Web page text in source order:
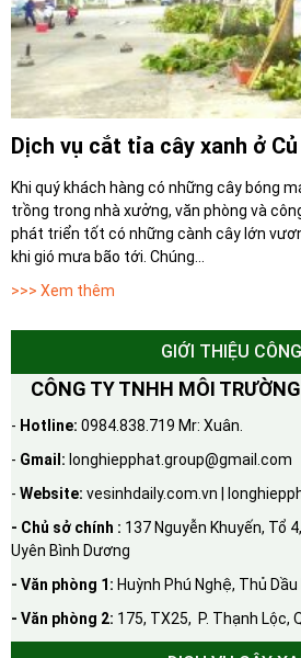
Dịch vụ cắt tỉa cây xanh ở Củ
Khi quý khách hàng có những cây bóng
trồng trong nhà xưởng, văn phòng và
phát triển tốt có những cành cây lớn
khi gió mưa bão tới. Chúng...
>>> Xem thêm
GIỚI THIỆU
CÔNG TY TNHH MÔI
- Hotline: 0984.838.719 Mr: Xuân.
- Gmail: longhiepphat.group@gmail.com
- Website: vesinhdaily.com.vn |
- Chủ sở chính : 137 Nguyễn Khuyến, Tổ
Uyên Bình Dương
- Văn phòng 1: Huỳnh Phú Nghệ, Thủ
- Văn phòng 2: 175, TX25, P. Thạnh Lộc,